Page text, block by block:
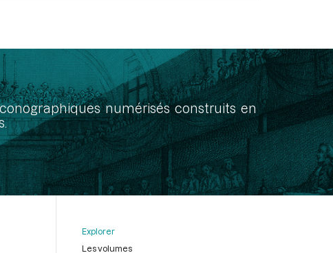
numérisés construits en
Explorer
Les volumes